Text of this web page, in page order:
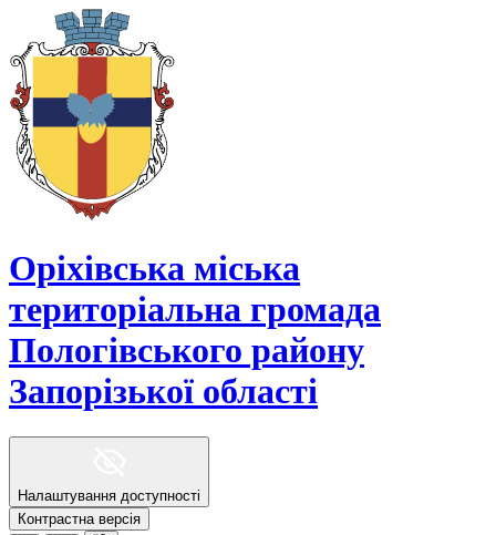
Оріхівська міська
територіальна громада
Пологівського району
Запорізької області
Налаштування доступності
Контрастна версія